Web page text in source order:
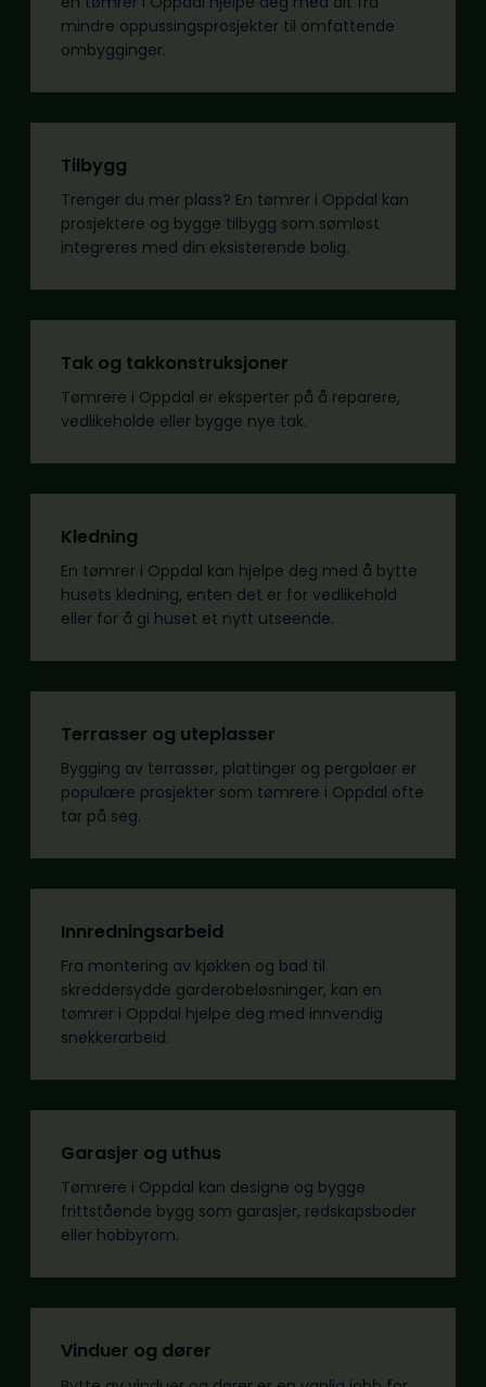
mindre oppussingsprosjekter til omfattende
ombygginger.
Tilbygg
Trenger du mer plass? En tømrer i Oppdal kan
prosjektere og bygge tilbygg som sømløst
integreres med din eksisterende bolig.
Tak og takkonstruksjoner
Tømrere i Oppdal er eksperter på å reparere,
vedlikeholde eller bygge nye tak.
Kledning
En tømrer i Oppdal kan hjelpe deg med å bytte
husets kledning, enten det er for vedlikehold
eller for å gi huset et nytt utseende.
Terrasser og uteplasser
Bygging av terrasser, plattinger og pergolaer er
populære prosjekter som tømrere i Oppdal ofte
tar på seg.
Innredningsarbeid
Fra montering av kjøkken og bad til
skreddersydde garderobeløsninger, kan en
tømrer i Oppdal hjelpe deg med innvendig
snekkerarbeid.
Garasjer og uthus
Tømrere i Oppdal kan designe og bygge
frittstående bygg som garasjer, redskapsboder
eller hobbyrom.
Vinduer og dører